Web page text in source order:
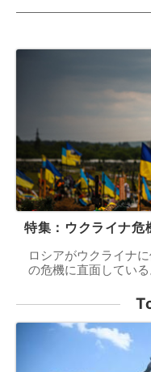
特集：ウクライナ危
ロシアがウクライナ
の危機に直面している